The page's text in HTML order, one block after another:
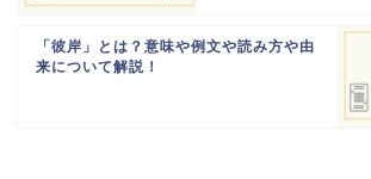
「彼岸」とは？意味や例文や読み方や由
来について解説！